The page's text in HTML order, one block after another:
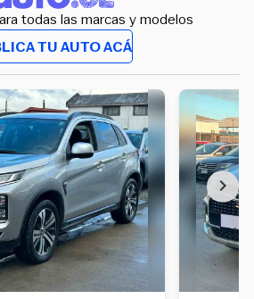
todas las marcas y modelos
TU AUTO ACÁ